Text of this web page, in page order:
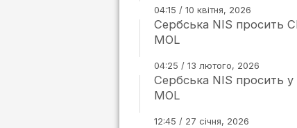
04:15 / 10 квітня, 2026
Сербська NIS просить
MOL
04:25 / 13 лютого, 2026
Сербська NIS просить
MOL
12:45 / 27 січня, 2026